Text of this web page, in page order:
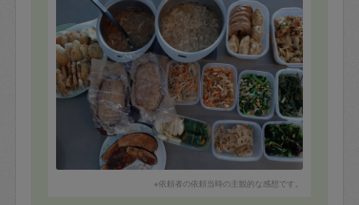
揚げ物も焼き物もすごくお上手で
食べる喜びが湧いてきます！
おつまみとしても食べられそうなものばかりしいです。
※依頼者の依頼当時の主観的な感想です。